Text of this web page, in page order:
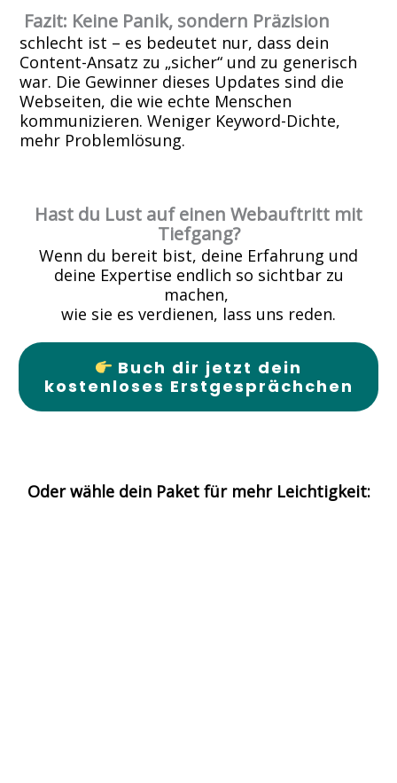
Fazit: Keine Panik, sondern Präzision
schlecht ist – es bedeutet nur, dass dein
Content-Ansatz zu „sicher“ und zu generisch
war. Die Gewinner dieses Updates sind die
Webseiten, die wie echte Menschen
kommunizieren. Weniger Keyword-Dichte,
mehr Problemlösung.
Hast du Lust auf einen Webauftritt mit
Tiefgang?
Wenn du bereit bist, deine Erfahrung und
deine Expertise endlich so sichtbar zu
machen,
wie sie es verdienen, lass uns reden.
Buch dir jetzt dein
kostenloses Erstgesprächchen
Oder wähle dein Paket für mehr Leichtigkeit: